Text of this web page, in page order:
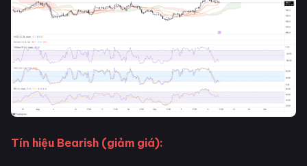
Tín hiệu Bearish (giảm giá):